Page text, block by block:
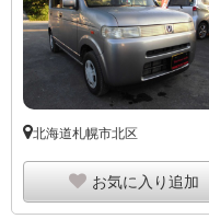
北海道札幌市北区
お気に入り追加